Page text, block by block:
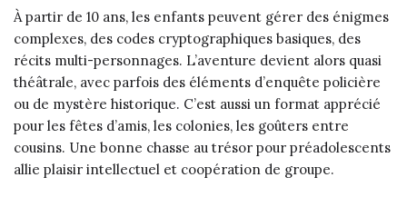
À partir de 10 ans, les enfants peuvent gérer des énigmes
complexes, des codes cryptographiques basiques, des
récits multi-personnages. L’aventure devient alors quasi
théâtrale, avec parfois des éléments d’enquête policière
ou de mystère historique. C’est aussi un format apprécié
pour les fêtes d’amis, les colonies, les goûters entre
cousins. Une bonne chasse au trésor pour préadolescents
allie plaisir intellectuel et coopération de groupe.